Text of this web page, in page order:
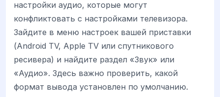
настройки аудио, которые могут
конфликтовать с настройками телевизора.
Зайдите в меню настроек вашей приставки
(Android TV, Apple TV или спутникового
ресивера) и найдите раздел «Звук» или
«Аудио». Здесь важно проверить, какой
формат вывода установлен по умолчанию.